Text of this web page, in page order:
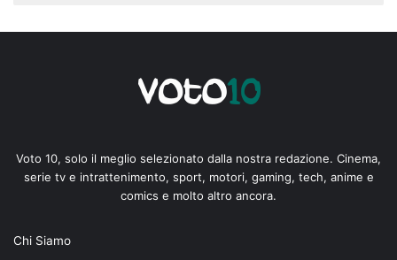
Voto 10, solo il meglio selezionato dalla nostra redazione. Cinema,
serie tv e intrattenimento, sport, motori, gaming, tech, anime e
comics e molto altro ancora.
Chi Siamo